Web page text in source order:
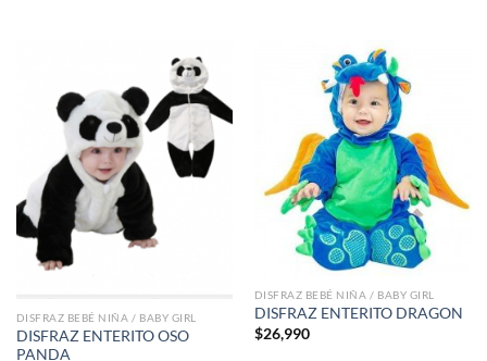
DISFRAZ BEBÉ NIÑA / BABY GIRL
DISFRAZ ENTERITO OSO
PANDA
DISFRAZ BEBÉ NIÑA / BABY GIRL
DISFRAZ ENTERITO DRAGON
$26,990